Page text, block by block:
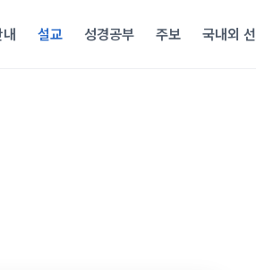
내 설교 성경공부 주보 국내외